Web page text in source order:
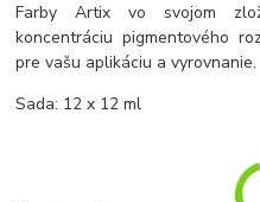
Farby Artix vo svojom
koncentráciu pigmentového
pre vašu aplikáciu a vyrovnanie.
Sada: 12 x 12 ml